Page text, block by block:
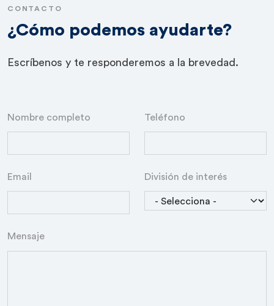
CONTACTO
¿Cómo podemos ayudarte?
Escríbenos y te responderemos a la brevedad.
Nombre completo Teléfono
Email División de interés
Mensaje